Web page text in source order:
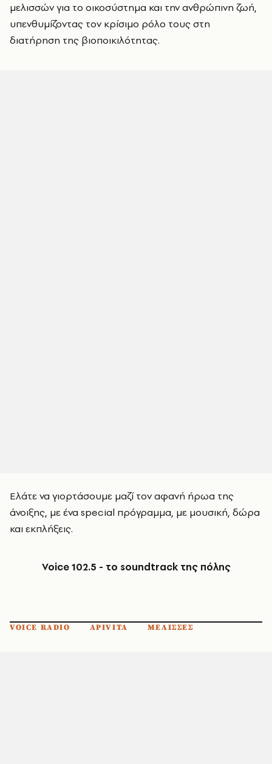
μελισσών για το οικοσύστημα και την ανθρώπινη ζωή,
υπενθυμίζοντας τον κρίσιμο ρόλο τους στη
διατήρηση της βιοποικιλότητας.
Ελάτε να γιορτάσουμε μαζί τον αφανή ήρωα της
άνοιξης, με ένα special πρόγραμμα, με μουσική, δώρα
και εκπλήξεις.
Voice 102.5 - το soundtrack της πόλης
VOICE RADIO APIVITA ΜΕΛΙΣΣΕΣ